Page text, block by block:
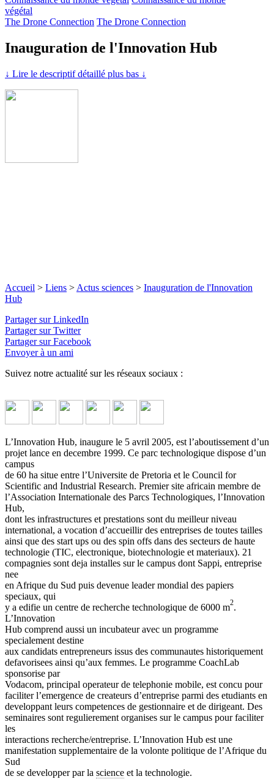
végétal
The Drone Connection The Drone Connection
Inauguration de l'Innovation Hub
↓ Lire le descriptif détaillé plus bas ↓
Accueil > Liens > Actus sciences > Inauguration de l'Innovation
Hub
Partager sur LinkedIn
Partager sur Twitter
Partager sur Facebook
Envoyer à un ami
Suivez notre actualité sur les réseaux sociaux :
L’Innovation Hub, inaugure le 5 avril 2005, est l’aboutissement d’un
projet lance en decembre 1999. Ce parc technologique dispose d’un
campus
de 60 ha situe entre l’Universite de Pretoria et le Council for
Scientific and Industrial Research. Premier site africain membre de
l’Association Internationale des Parcs Technologiques, l’Innovation
Hub,
dont les infrastructures et prestations sont du meilleur niveau
international, a vocation d’accueillir des entreprises de toutes tailles
ainsi que des start ups ou des spin offs dans des secteurs de haute
technologie (TIC, electronique, biotechnologie et materiaux). 21
compagnies sont deja installes sur le campus dont Sappi, entreprise
nee
en Afrique du Sud puis devenue leader mondial des papiers
speciaux, qui
y a edifie un centre de recherche technologique de 6000 m2.
L’Innovation
Hub comprend aussi un incubateur avec un programme
specialement destine
aux candidats entrepreneurs issus des communautes historiquement
defavorisees ainsi qu’aux femmes. Le programme CoachLab
sponsorise par
Vodacom, principal operateur de telephonie mobile, est concu pour
faciliter l’emergence de createurs d’entreprise parmi des etudiants en
developpant leurs competences de gestionnaire et de dirigeant. Des
seminaires sont regulierement organises sur le campus pour faciliter
les
interactions recherche/entreprise. L’Innovation Hub est une
manifestation supplementaire de la volonte politique de l’Afrique du
Sud
de se developper par la science et la technologie.